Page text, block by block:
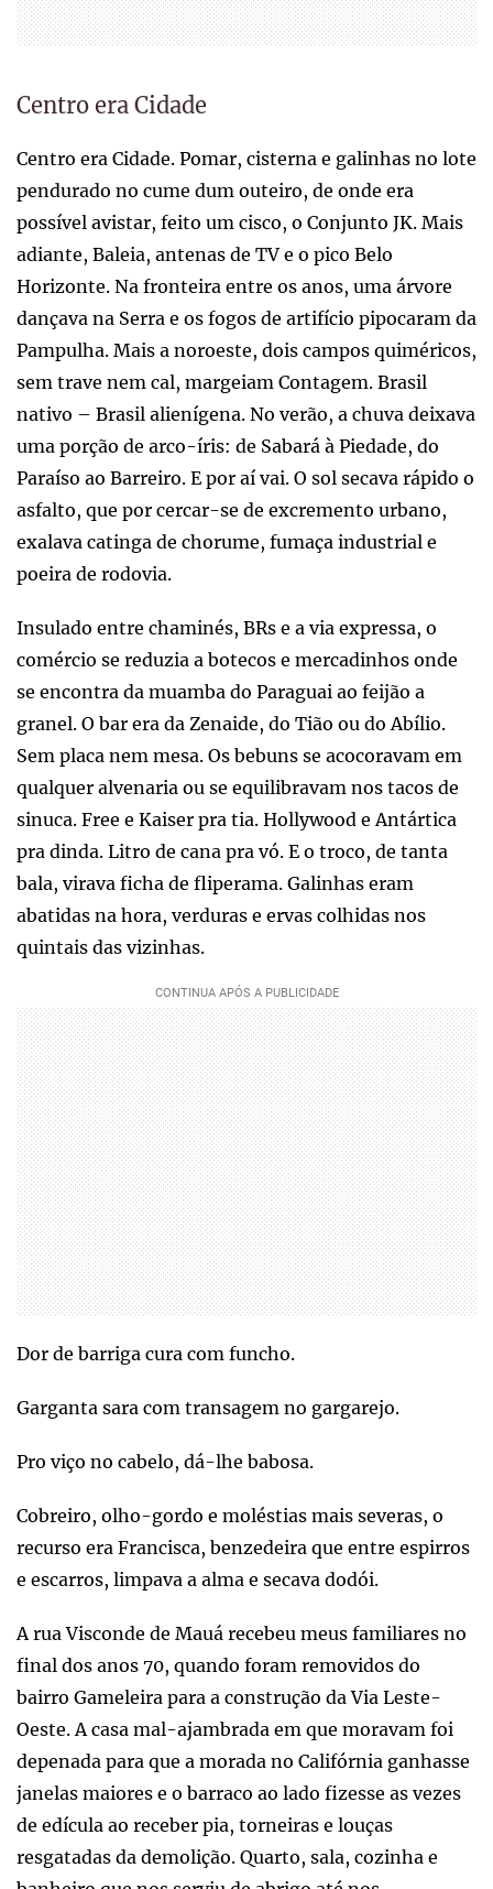
Centro era Cidade
Centro era Cidade. Pomar, cisterna e galinhas no lote
pendurado no cume dum outeiro, de onde era
possível avistar, feito um cisco, o Conjunto JK. Mais
adiante, Baleia, antenas de TV e o pico Belo
Horizonte. Na fronteira entre os anos, uma árvore
dançava na Serra e os fogos de artifício pipocaram da
Pampulha. Mais a noroeste, dois campos quiméricos,
sem trave nem cal, margeiam Contagem. Brasil
nativo – Brasil alienígena. No verão, a chuva deixava
uma porção de arco-íris: de Sabará à Piedade, do
Paraíso ao Barreiro. E por aí vai. O sol secava rápido o
asfalto, que por cercar-se de excremento urbano,
exalava catinga de chorume, fumaça industrial e
poeira de rodovia.
Insulado entre chaminés, BRs e a via expressa, o
comércio se reduzia a botecos e mercadinhos onde
se encontra da muamba do Paraguai ao feijão a
granel. O bar era da Zenaide, do Tião ou do Abílio.
Sem placa nem mesa. Os bebuns se acocoravam em
qualquer alvenaria ou se equilibravam nos tacos de
sinuca. Free e Kaiser pra tia. Hollywood e Antártica
pra dinda. Litro de cana pra vó. E o troco, de tanta
bala, virava ficha de fliperama. Galinhas eram
abatidas na hora, verduras e ervas colhidas nos
quintais das vizinhas.
Dor de barriga cura com funcho.
Garganta sara com transagem no gargarejo.
Pro viço no cabelo, dá-lhe babosa.
Cobreiro, olho-gordo e moléstias mais severas, o
recurso era Francisca, benzedeira que entre espirros
e escarros, limpava a alma e secava dodói.
A rua Visconde de Mauá recebeu meus familiares no
final dos anos 70, quando foram removidos do
bairro Gameleira para a construção da Via Leste-
Oeste. A casa mal-ajambrada em que moravam foi
depenada para que a morada no Califórnia ganhasse
janelas maiores e o barraco ao lado fizesse as vezes
de edícula ao receber pia, torneiras e louças
resgatadas da demolição. Quarto, sala, cozinha e